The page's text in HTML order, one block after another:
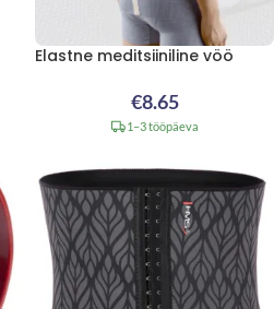
Elastne meditsiiniline vöö
€8.65
1–3 tööpäeva